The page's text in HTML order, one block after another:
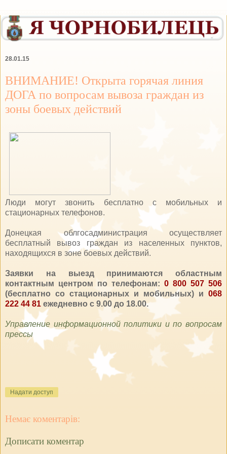
28.01.15
ВНИМАНИЕ! Открыта горячая линия
ДОГА по вопросам вывоза граждан из
зоны боевых действий
Люди могут звонить бесплатно с мобильных и
стационарных телефонов.
Донецкая облгосадминистрация осуществляет
бесплатный вывоз граждан из населенных пунктов,
находящихся в зоне боевых действий.
Заявки на выезд принимаются областным
контактным центром по телефонам: 0 800 507 506
(бесплатно со стационарных и мобильных) и 068
222 44 81 ежедневно с 9.00 до 18.00.
Управление информационной политики и по вопросам
прессы
Надати доступ
Немає коментарів:
Дописати коментар